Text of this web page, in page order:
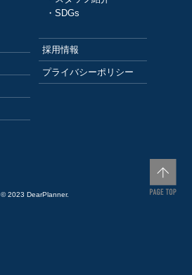
・SDGs
採用情報
プライバシーポリシー
© 2023 DearPlanner.